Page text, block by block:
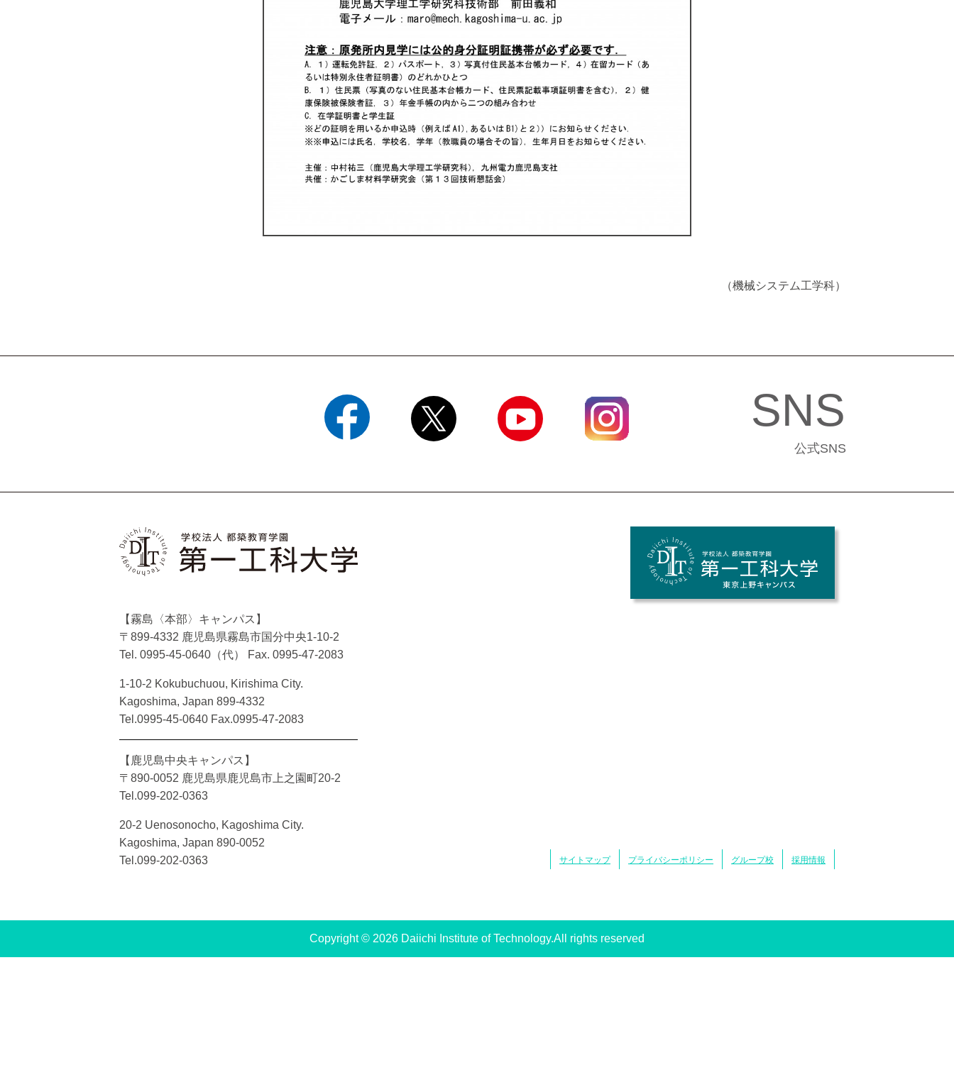
（機械システム工学科）
SNS
公式SNS
【霧島〈本部〉キャンパス】
〒899-4332 鹿児島県霧島市国分中央1-10-2
Tel. 0995-45-0640（代）
Fax. 0995-47-2083
1-10-2 Kokubuchuou, Kirishima City.
Kagoshima, Japan 899-4332
Tel.0995-45-0640 Fax.0995-47-2083
【鹿児島中央キャンパス】
〒890-0052 鹿児島県鹿児島市上之園町20-2
Tel.099-202-0363
20-2 Uenosonocho, Kagoshima City.
Kagoshima, Japan 890-0052
Tel.099-202-0363
サイトマップ プライバシーポリシー グループ校 採用情報
Copyright © 2026 Daiichi Institute of Technology.All rights reserved